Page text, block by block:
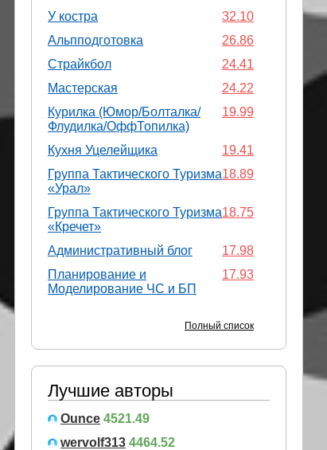
32.10
У костра
26.86
Альпподготовка
24.41
Страйкбол
24.22
Мастерская
19.99
Курилка (Юмор/Болталка/
Флудилка/ОффТопилка)
19.41
Кухня Уцелейщика
18.89
Группа Тактического Туризма
«Урал»
18.75
Группа Тактического Туризма
«Кречет»
17.98
Административный блог
17.93
Планирование и
Моделирование ЧС и БП
Полный список
Лучшие авторы
Ounce 4521.49
wervolf313 4464.52